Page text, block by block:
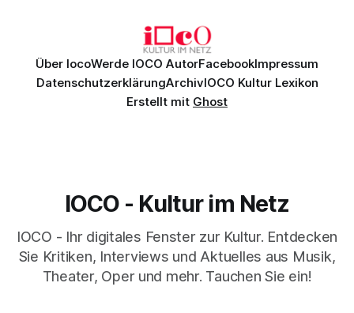
Über IocoWerde IOCO AutorFacebookImpressum
DatenschutzerklärungArchivIOCO Kultur Lexikon
Erstellt mit Ghost
IOCO - Kultur im Netz
IOCO - Ihr digitales Fenster zur Kultur. Entdecken
Sie Kritiken, Interviews und Aktuelles aus Musik,
Theater, Oper und mehr. Tauchen Sie ein!